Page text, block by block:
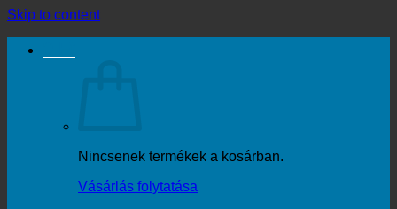
Skip to content
Nincsenek termékek a kosárban.
Vásárlás folytatása